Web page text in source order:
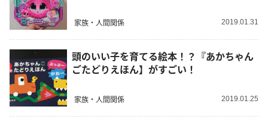
家族・人間関係 2019.01.31
頭のいい子を育てる絵本！？『あかちゃん
ごたどりえほん】がすごい！
家族・人間関係 2019.01.25